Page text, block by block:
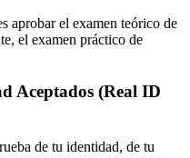
aprobar el examen teórico de
el examen práctico de
Aceptados (Real ID
de tu identidad, de tu